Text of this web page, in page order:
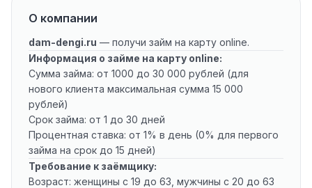
О компании
dam-dengi.ru — получи займ на карту online.
Информация о займе на карту online:
Сумма займа: от 1000 до 30 000 рублей (для
нового клиента максимальная сумма 15 000
рублей)
Срок займа: от 1 до 30 дней
Процентная ставка: от 1% в день (0% для первого
займа на срок до 15 дней)
Требование к заёмщику:
Возраст: женщины с 19 до 63, мужчины с 20 до 63